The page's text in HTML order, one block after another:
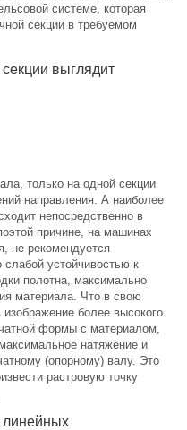
системе, которая
секции в требуемом
выглядит
только на одной секции
направления. А наиболее
непосредственно в
причине, на машинах
не рекомендуется
слабой устойчивостью к
полотна, максимально
материала. Что в свою
более высокого
формы с материалом,
натяжение и
(опорному) валу. Это
растровую точку
линейных